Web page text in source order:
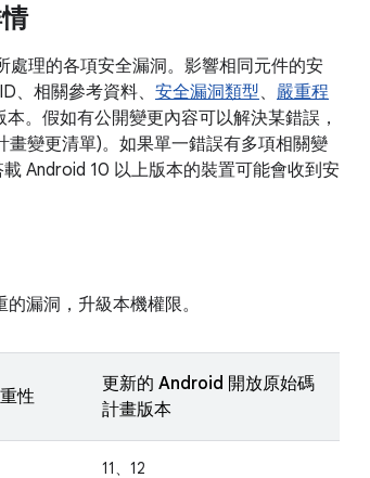
理的各項安全漏洞。影響相同元件的安
、相關參考資料、 安全漏洞類型、 嚴重程
。假如有公開變更內容可以解決某錯誤，
變更清單)。如果單一錯誤有多項相關變
Android 10 以上版本的裝置可能會收到安
漏洞，升級本機權限。
性
更新的 Android 開放原始碼
計畫版本
11、12